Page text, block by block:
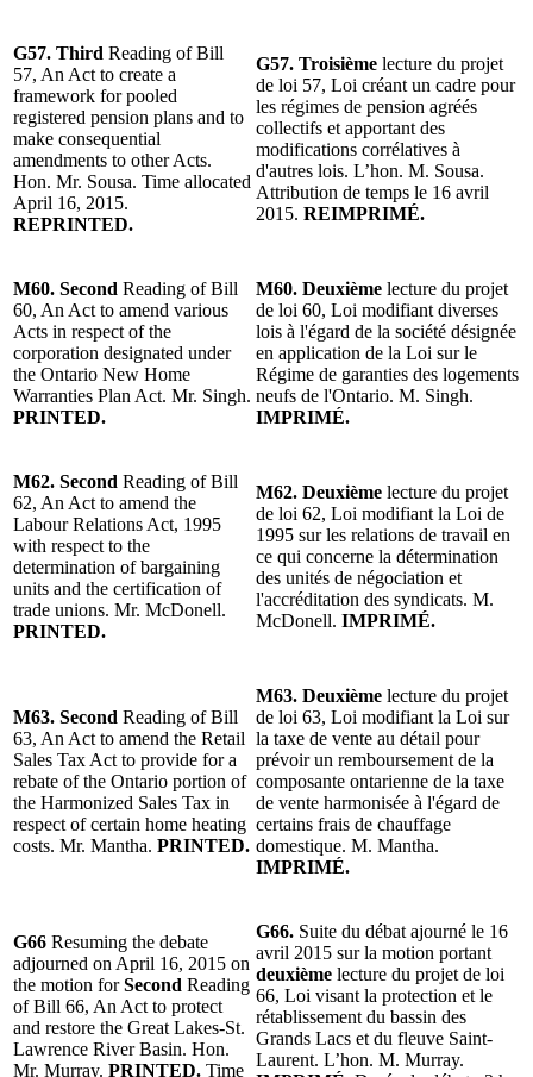
G57. Third Reading of Bill
57, An Act to create a
framework for pooled
registered pension plans and to
make consequential
amendments to other Acts.
Hon. Mr. Sousa. Time allocated
April 16, 2015.
REPRINTED.
G57. Troisième lecture du projet
de loi 57, Loi créant un cadre pour
les régimes de pension agréés
collectifs et apportant des
modifications corrélatives à
d'autres lois. L’hon. M. Sousa.
Attribution de temps le 16 avril
2015. REIMPRIMÉ.
M60. Second Reading of Bill
60, An Act to amend various
Acts in respect of the
corporation designated under
the Ontario New Home
Warranties Plan Act. Mr. Singh.
PRINTED.
M60. Deuxième lecture du projet
de loi 60, Loi modifiant diverses
lois à l'égard de la société désignée
en application de la Loi sur le
Régime de garanties des logements
neufs de l'Ontario. M. Singh.
IMPRIMÉ.
M62. Second Reading of Bill
62, An Act to amend the
Labour Relations Act, 1995
with respect to the
determination of bargaining
units and the certification of
trade unions. Mr. McDonell.
PRINTED.
M62. Deuxième lecture du projet
de loi 62, Loi modifiant la Loi de
1995 sur les relations de travail en
ce qui concerne la détermination
des unités de négociation et
l'accréditation des syndicats. M.
McDonell. IMPRIMÉ.
M63. Second Reading of Bill
63, An Act to amend the Retail
Sales Tax Act to provide for a
rebate of the Ontario portion of
the Harmonized Sales Tax in
respect of certain home heating
costs. Mr. Mantha. PRINTED.
M63. Deuxième lecture du projet
de loi 63, Loi modifiant la Loi sur
la taxe de vente au détail pour
prévoir un remboursement de la
composante ontarienne de la taxe
de vente harmonisée à l'égard de
certains frais de chauffage
domestique. M. Mantha.
IMPRIMÉ.
G66 Resuming the debate
adjourned on April 16, 2015 on
the motion forSecond Reading
of Bill 66, An Act to protect
and restore the Great Lakes-St.
Lawrence River Basin. Hon.
Mr. Murray. PRINTED. Time
G66. Suite du débat ajourné le 16
avril 2015 sur la motion portant
deuxième lecture du projet de loi
66, Loi visant la protection et le
rétablissement du bassin des
Grands Lacs et du fleuve Saint-
Laurent. L’hon. M. Murray.